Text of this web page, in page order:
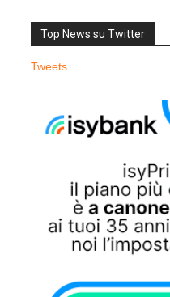
Top News su Twitter
Tweets